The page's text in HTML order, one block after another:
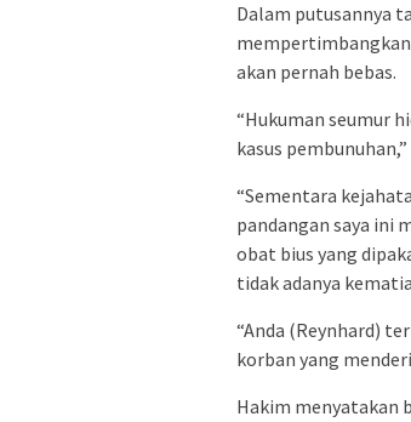
Dalam putusannya
mempertimbangkan
akan pernah bebas.
“Hukuman seumur
kasus
“Sementara
pandangan saya ini
obat bius yang
tidak adanya
“Anda (Reynhard)
korban yang
Hakim menyatakan